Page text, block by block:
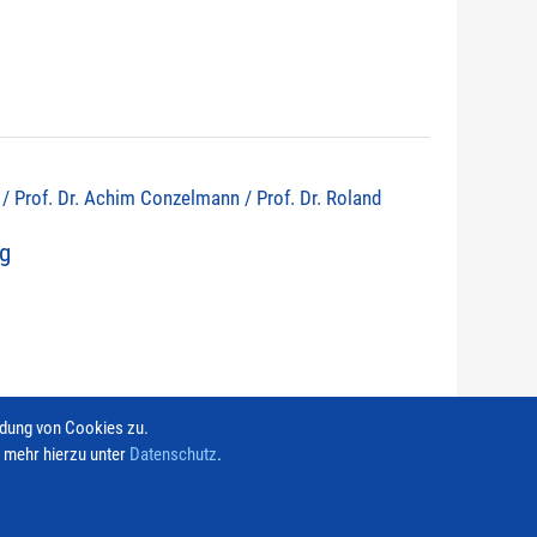
Prof. Dr. Achim Conzelmann / Prof. Dr. Roland
von Cookies zu.
hierzu unter Datenschutz.